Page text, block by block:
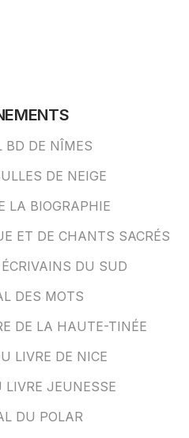
BD DE NÎMES
DE NEIGE
LA BIOGRAPHIE
ET DE CHANTS SACRÉS
DU SUD
DES MOTS
DE LA HAUTE-TINÉE
LIVRE DE NICE
LIVRE JEUNESSE
DU POLAR